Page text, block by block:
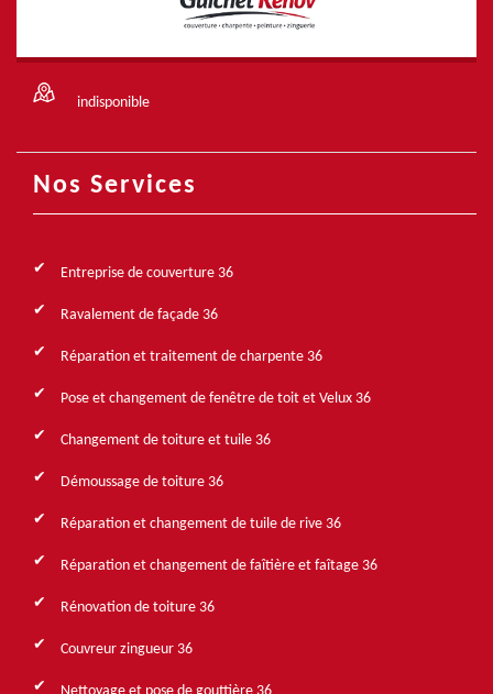
indisponible
Nos Services
Entreprise de couverture 36
Ravalement de façade 36
Réparation et traitement de charpente 36
Pose et changement de fenêtre de toit et Velux 36
Changement de toiture et tuile 36
Démoussage de toiture 36
Réparation et changement de tuile de rive 36
Réparation et changement de faîtière et faîtage 36
Rénovation de toiture 36
Couvreur zingueur 36